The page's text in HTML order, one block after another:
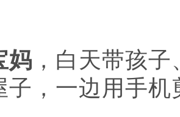
妈 ，白天带孩
子，一边用手